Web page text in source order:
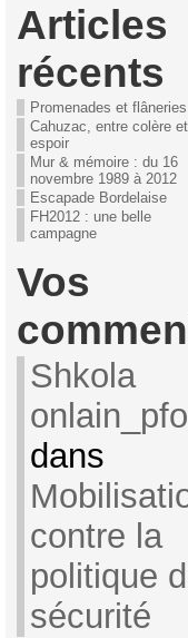
Articles
récents
Promenades et flâneries
Cahuzac, entre colère et
espoir
Mur & mémoire : du 16
novembre 1989 à 2012
Escapade Bordelaise
FH2012 : une belle
campagne
Vos
Shkola
dans
contre la
politique
sécurité